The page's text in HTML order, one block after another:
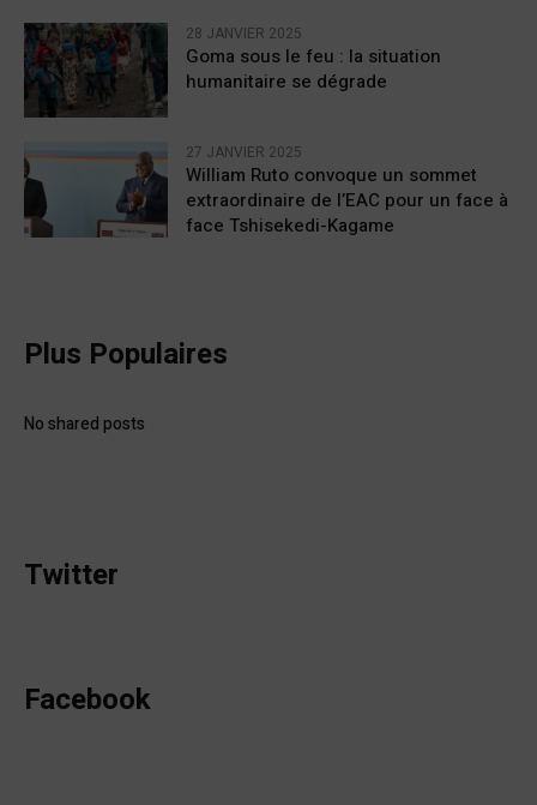
28 JANVIER 2025
Goma sous le feu : la situation
humanitaire se dégrade
27 JANVIER 2025
William Ruto convoque un sommet
extraordinaire de l’EAC pour un face à
face Tshisekedi-Kagame
Plus Populaires
No shared posts
Twitter
Facebook